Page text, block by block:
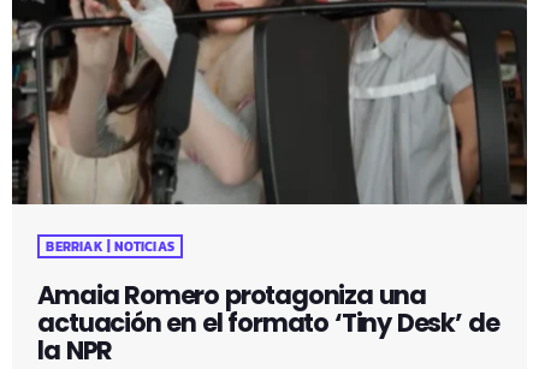
BERRIAK | NOTICIAS
Amaia Romero protagoniza una
actuación en el formato ‘Tiny Desk’ de
la NPR